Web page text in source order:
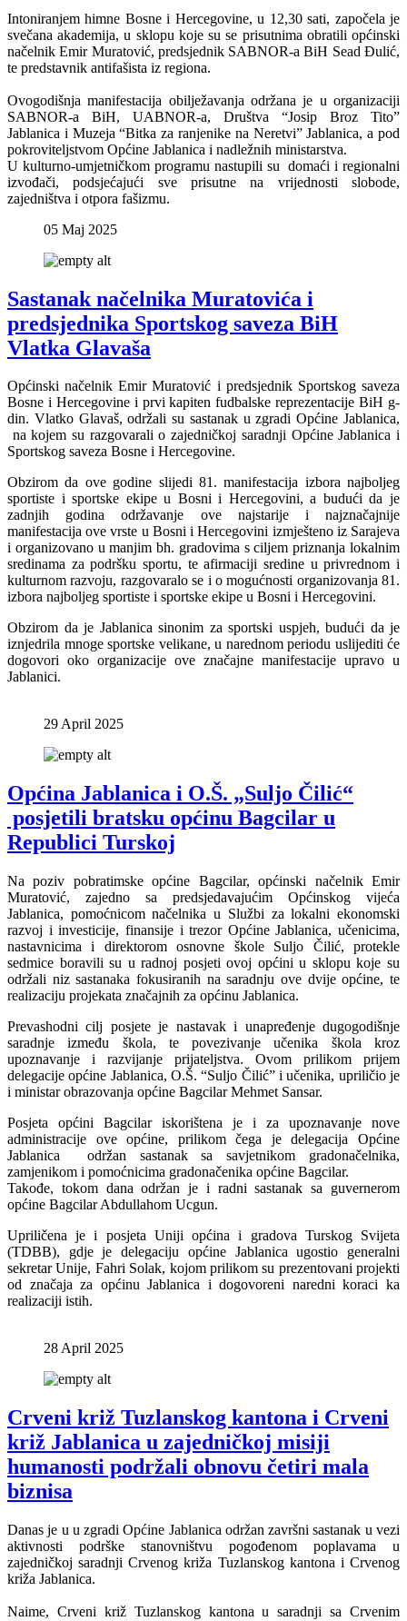
Intoniranjem himne Bosne i Hercegovine, u 12,30 sati, započela je
svečana akademija, u sklopu koje su se prisutnima obratili općinski
načelnik Emir Muratović, predsjednik SABNOR-a BiH Sead Đulić,
te predstavnik antifašista iz regiona.
Ovogodišnja manifestacija obilježavanja održana je u organizaciji
SABNOR-a BiH, UABNOR-a, Društva “Josip Broz Tito”
Jablanica i Muzeja “Bitka za ranjenike na Neretvi” Jablanica, a pod
pokroviteljstvom Općine Jablanica i nadležnih ministarstva.
U kulturno-umjetničkom programu nastupili su domaći i regionalni
izvođači, podsjećajući sve prisutne na vrijednosti slobode,
zajedništva i otpora fašizmu.
05 Maj 2025
Sastanak načelnika Muratovića i
predsjednika Sportskog saveza BiH
Vlatka Glavaša
Općinski načelnik Emir Muratović i predsjednik Sportskog saveza
Bosne i Hercegovine i prvi kapiten fudbalske reprezentacije BiH g-
din. Vlatko Glavaš, održali su sastanak u zgradi Općine Jablanica,
na kojem su razgovarali o zajedničkoj saradnji Općine Jablanica i
Sportskog saveza Bosne i Hercegovine.
Obzirom da ove godine slijedi 81. manifestacija izbora najboljeg
sportiste i sportske ekipe u Bosni i Hercegovini, a budući da je
zadnjih godina održavanje ove najstarije i najznačajnije
manifestacija ove vrste u Bosni i Hercegovini izmješteno iz Sarajeva
i organizovano u manjim bh. gradovima s ciljem priznanja lokalnim
sredinama za podršku sportu, te afirmaciji sredine u privrednom i
kulturnom razvoju, razgovaralo se i o mogućnosti organizovanja 81.
izbora najboljeg sportiste i sportske ekipe u Bosni i Hercegovini.
Obzirom da je Jablanica sinonim za sportski uspjeh, budući da je
iznjedrila mnoge sportske velikane, u narednom periodu uslijediti će
dogovori oko organizacije ove značajne manifestacije upravo u
Jablanici.
29 April 2025
Općina Jablanica i O.Š. „Suljo Čilić“
posjetili bratsku općinu Bagcilar u
Republici Turskoj
Na poziv pobratimske općine Bagcilar, općinski načelnik Emir
Muratović, zajedno sa predsjedavajućim Općinskog vijeća
Jablanica, pomoćnicom načelnika u Službi za lokalni ekonomski
razvoj i investicije, finansije i trezor Općine Jablanica, učenicima,
nastavnicima i direktorom osnovne škole Suljo Čilić, protekle
sedmice boravili su u radnoj posjeti ovoj općini u sklopu koje su
održali niz sastanaka fokusiranih na saradnju ove dvije općine, te
realizaciju projekata značajnih za općinu Jablanica.
Prevashodni cilj posjete je nastavak i unapređenje dugogodišnje
saradnje između škola, te povezivanje učenika škola kroz
upoznavanje i razvijanje prijateljstva. Ovom prilikom prijem
delegacije općine Jablanica, O.Š. “Suljo Čilić” i učenika, upriličio je
i ministar obrazovanja općine Bagcilar Mehmet Sansar.
Posjeta općini Bagcilar iskorištena je i za upoznavanje nove
administracije ove općine, prilikom čega je delegacija Općine
Jablanica održan sastanak sa savjetnikom gradonačelnika,
zamjenikom i pomoćnicima gradonačenika općine Bagcilar.
Takođe, tokom dana održan je i radni sastanak sa guvernerom
općine Bagcilar Abdullahom Ucgun.
Upriličena je i posjeta Uniji općina i gradova Turskog Svijeta
(TDBB), gdje je delegaciju općine Jablanica ugostio generalni
sekretar Unije, Fahri Solak, kojom prilikom su prezentovani projekti
od značaja za općinu Jablanica i dogovoreni naredni koraci ka
realizaciji istih.
28 April 2025
Crveni križ Tuzlanskog kantona i Crveni
križ Jablanica u zajedničkoj misiji
humanosti podržali obnovu četiri mala
biznisa
Danas je u u zgradi Općine Jablanica održan završni sastanak u vezi
aktivnosti podrške stanovništvu pogođenom poplavama u
zajedničkoj saradnji Crvenog križa Tuzlanskog kantona i Crvenog
križa Jablanica.
Naime, Crveni križ Tuzlanskog kantona u saradnji sa Crvenim